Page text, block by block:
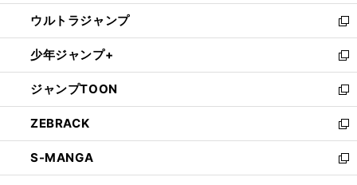
開
く
ウ
で
開
く
ン
ド
ウ
で
開
く
ウ
ィ
ン
ド
ウ
で
開
く
し
い
ウ
ィ
ン
ド
ウ
で
開
く
ウルトラジャンプ
新
し
い
ウ
ィ
ン
ド
ウ
で
開
少年ジャンプ+
新
し
い
ウ
ィ
ン
ド
ウ
ジャンプTOON
新
し
い
ウ
ィ
ン
ZEBRACK
新
し
い
ウ
S-MANGA
新
し